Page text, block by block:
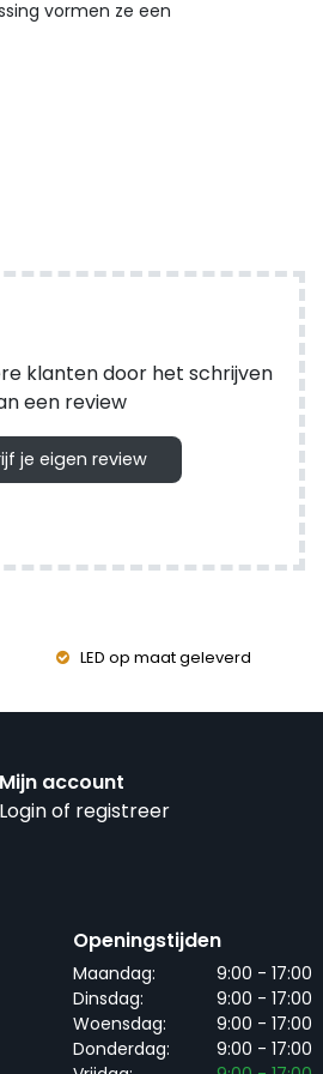
vormen ze een
klanten door het schrijven
een review
je eigen review
LED op maat geleverd
Mijn account
Login of registreer
Openingstijden
Maandag:
9:00 - 17:00
Dinsdag:
9:00 - 17:00
Woensdag:
9:00 - 17:00
Donderdag:
9:00 - 17:00